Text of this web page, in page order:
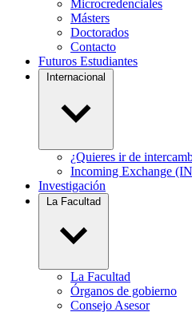
Microcredenciales
Másters
Doctorados
Contacto
Futuros Estudiantes
Internacional
¿Quieres ir de
Incoming Exchange
Investigación
La Facultad
La Facultad
Órganos de gobierno
Consejo Asesor